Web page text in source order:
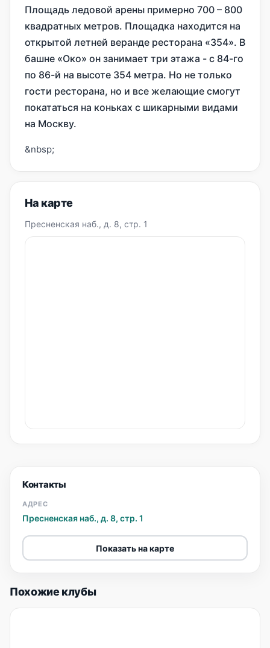
Площадь ледовой арены примерно 700 – 800
квадратных метров. Площадка находится на
открытой летней веранде ресторана «354». В
башне «Око» он занимает три этажа - с 84-го
по 86-й на высоте 354 метра. Но не только
гости ресторана, но и все желающие смогут
покататься на коньках с шикарными видами
на Москву.
&nbsp;
На карте
Пресненская наб., д. 8, стр. 1
Контакты
АДРЕС
Пресненская наб., д. 8, стр. 1
Показать на карте
Похожие клубы